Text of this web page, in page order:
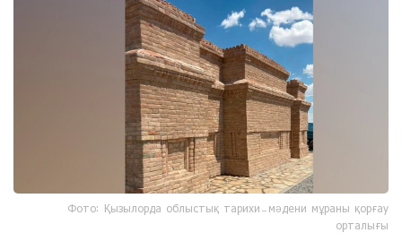
Фото: Қызылорда облыстық тарихи-мәдени мұраны қорғау
орталығы